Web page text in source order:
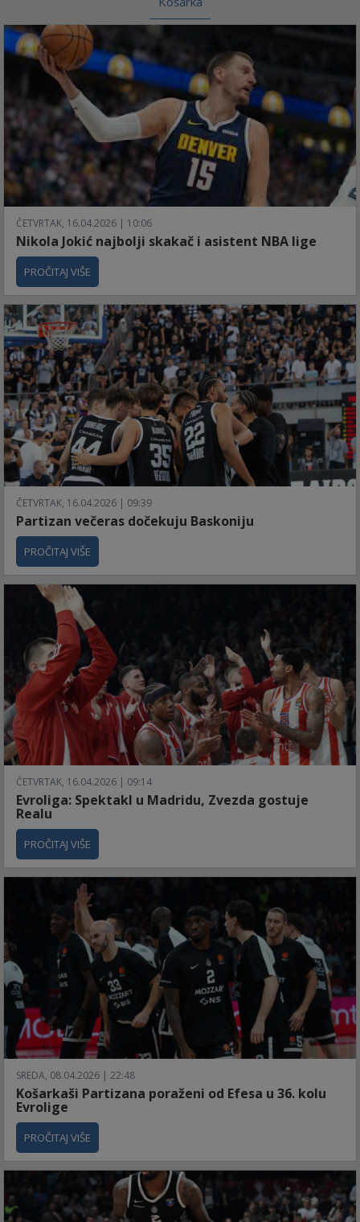
ČETVRTAK, 16.04.2026 | 10:06
Nikola Jokić najbolji skakač i asistent NBA lige
PROČITAJ VIŠE
ČETVRTAK, 16.04.2026 | 09:39
Partizan večeras dočekuju Baskoniju
PROČITAJ VIŠE
ČETVRTAK, 16.04.2026 | 09:14
Evroliga: Spektakl u Madridu, Zvezda gostuje
Realu
PROČITAJ VIŠE
SREDA, 08.04.2026 | 22:48
Košarkaši Partizana poraženi od Efesa u 36. kolu
Evrolige
PROČITAJ VIŠE